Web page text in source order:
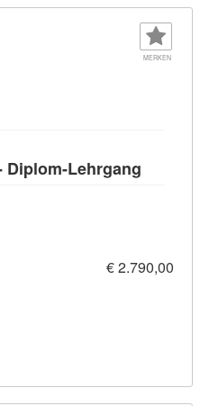
MERKEN
Diplom-Lehrgang
€ 2.790,00